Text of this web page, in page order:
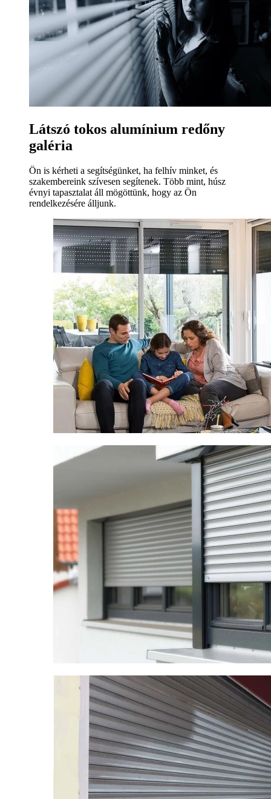
Látszó tokos alumínium redőny
galéria
Ön is kérheti a segítségünket, ha felhív minket, és
szakembereink szívesen segítenek. Több mint, húsz
évnyi tapasztalat áll mögöttünk, hogy az Ön
rendelkezésére álljunk.